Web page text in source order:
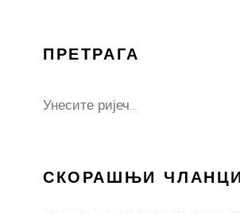
ПРЕТРАГА
for:
СКОРАШЊИ ЧЛАНЦИ